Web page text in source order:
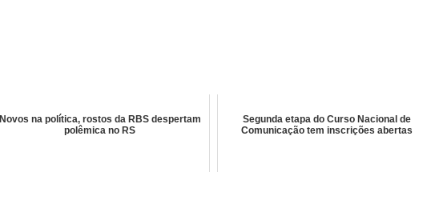
Novos na política, rostos da RBS despertam
polêmica no RS
Segunda etapa do Curso Nacional de
Comunicação tem inscrições abertas